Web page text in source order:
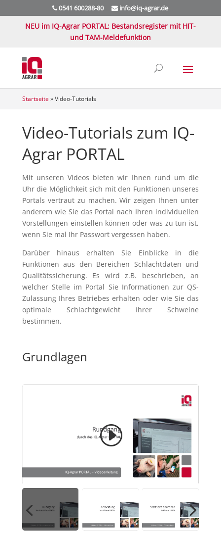
0541 600288-80 info@iq-agrar.de
NEU im IQ-Agrar PORTAL: Bestandsregister mit HIT-
und TAM-Meldefunktion
Startseite »Video-Tutorials
Video-Tutorials zum IQ-
Agrar PORTAL
Mit unseren Videos bieten wir Ihnen rund um die
Uhr die Möglichkeit sich mit den Funktionen unseres
Portals vertraut zu machen. Wir zeigen Ihnen unter
anderem wie Sie das Portal nach Ihren individuellen
Vorstellungen einstellen können oder was zu tun ist,
wenn Sie mal Ihr Passwort vergessen haben.
Darüber hinaus erhalten Sie Einblicke in die
Funktionen aus den Bereichen Schlachtdaten und
Qualitätssicherung. Es wird z.B. beschrieben, an
welcher Stelle im Portal Sie Informationen zur QS-
Zulassung Ihres Betriebes erhalten oder wie Sie das
optimale Schlachtgewicht Ihrer Schweine
bestimmen.
Grundlagen